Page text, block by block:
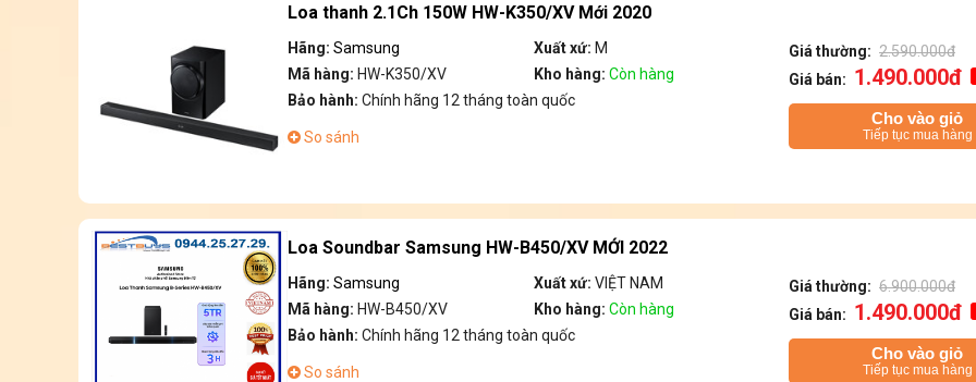
Loa thanh 2.1Ch 150W HW-K350/XV Mới 2020
Hãng: Samsung Xuất xứ: M
Mã hàng: HW-K350/XV Kho hàng: Còn hàng
Bảo hành: Chính hãng 12 tháng toàn quốc
So sánh
Giá thường: 2.590.000đ
Giá bán: 1.490.000đ
Cho vào giỏ
Tiếp tục mua hàng
Loa Soundbar Samsung HW-B450/XV MỚI 2022
Hãng: Samsung Xuất xứ: VIỆT NAM
Mã hàng: HW-B450/XV Kho hàng: Còn hàng
Bảo hành: Chính hãng 12 tháng toàn quốc
So sánh
Giá thường: 6.900.000đ
Giá bán: 1.490.000đ
Cho vào giỏ
Tiếp tục mua hàng